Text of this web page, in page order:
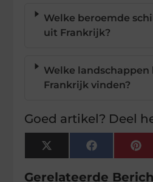
Welke beroemde
uit Frankrijk?
Welke landschappen
Frankrijk vinden?
Goed artikel? Deel
X
(Twitter)
Facebook
Gerelateerde